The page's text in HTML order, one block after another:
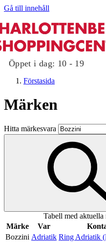
Gå till innehåll
Öppet i dag: 10 - 19
Butiker
Mat och dryck
Evenemang
Erbjudanden
Inspiration
Förstasida
Märken
Hitta märkesvara
Tabell med aktuella
Märke
Var
Bozzini Adriatik Ring Adriatik